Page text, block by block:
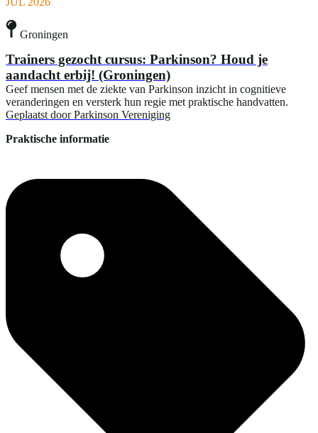
Groningen
Trainers gezocht cursus: Parkinson? Houd je
aandacht erbij! (Groningen)
Geef mensen met de ziekte van Parkinson inzicht in cognitieve
veranderingen en versterk hun regie met praktische handvatten.
Geplaatst door Parkinson Vereniging
Praktische informatie